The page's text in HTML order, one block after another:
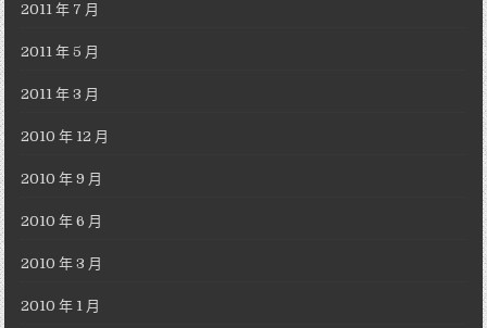
2011 年 7 月
2011 年 5 月
2011 年 3 月
2010 年 12 月
2010 年 9 月
2010 年 6 月
2010 年 3 月
2010 年 1 月